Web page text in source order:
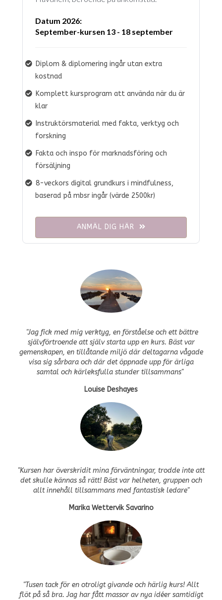
Datum 2026:
September-kursen 13 - 18 september
Diplom & diplomering ingår utan extra
kostnad
Komplett kursprogram att använda när du är
klar
Instruktörsmaterial med fakta, verktyg och
forskning
Fakta och inspo för marknadsföring och
försäljning
8-veckors digital grundkurs i mindfulness,
baserad på mbsr ingår (värde 2500kr)
ANMÄL DIG HÄR
"Jag fick med mig verktyg, en förståelse och ett bättre
självförtroende att själv starta upp en kurs. Bäst var
gemenskapen, en tillåtande miljö där deltagarna vågade
visa sig sårbara och där det öppnade upp för ärliga
samtal och kärleksfulla stunder tillsammans"
Louise Deshayes
"Kursen har överskridit mina förväntningar, trodde inte att
det skulle kännas så rätt! Bäst var helheten, gruppen och
allt innehåll tillsammans med fantastisk ledare"
Marika Wettervik Savarino
"Tusen tack för en otroligt givande och härlig kurs! Allt
flöt på så bra. Jag har fått massor av nya idéer samtidigt